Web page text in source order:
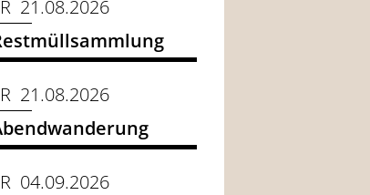
21.08.2026
21.08.2026
04.09.2026